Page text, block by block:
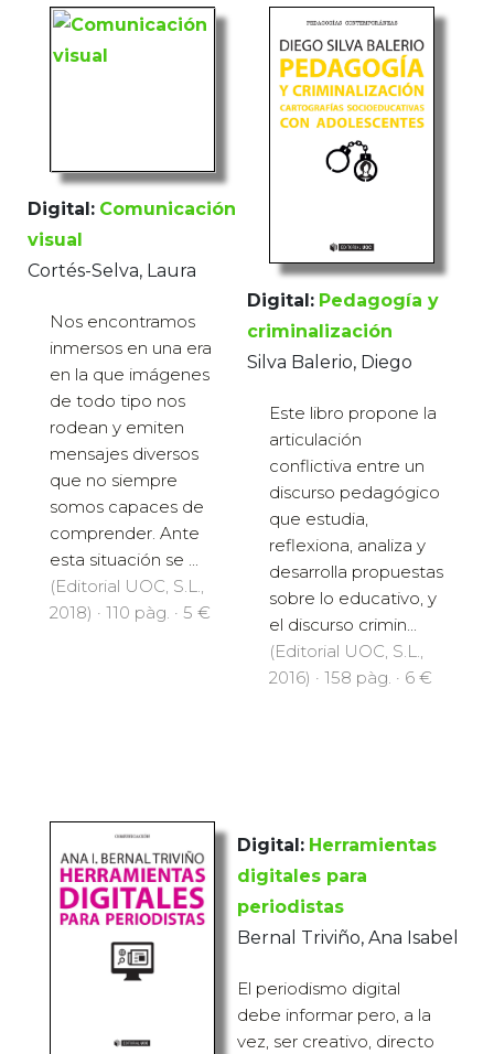
Digital: Comunicación
visual
Cortés-Selva, Laura
Nos encontramos
inmersos en una era
en la que imágenes
de todo tipo nos
rodean y emiten
mensajes diversos
que no siempre
somos capaces de
comprender. Ante
esta situación se ...
(Editorial UOC, S.L.,
2018) · 110 pàg. · 5 €
Digital: Pedagogía y
criminalización
Silva Balerio, Diego
Este libro propone la
articulación
conflictiva entre un
discurso pedagógico
que estudia,
reflexiona, analiza y
desarrolla propuestas
sobre lo educativo, y
el discurso crimin...
(Editorial UOC, S.L.,
2016) · 158 pàg. · 6 €
Digital: Herramientas
digitales para
periodistas
Bernal Triviño, Ana Isabel
El periodismo digital
debe informar pero, a la
vez, ser creativo, directo